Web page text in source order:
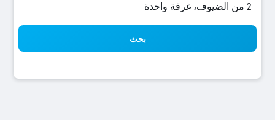
2 من الضيوف، غرفة واحدة
بحث